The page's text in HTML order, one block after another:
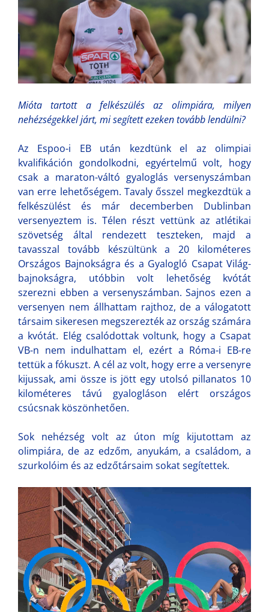
Mióta tartott a felkészülés az olimpiára, milyen
nehézségekkel járt, mi segített ezeken tovább lendülni?
Az Espoo-i EB után kezdtünk el az olimpiai
kvalifikáción gondolkodni, egyértelmű volt, hogy
csak a maraton-váltó gyaloglás versenyszámban
van erre lehetőségem. Tavaly ősszel megkezdtük a
felkészülést és már decemberben Dublinban
versenyeztem is. Télen részt vettünk az atlétikai
szövetség által rendezett teszteken, majd a
tavasszal tovább készültünk a 20 kilométeres
Országos Bajnokságra és a Gyalogló Csapat Világ-
bajnokságra, utóbbin volt lehetőség kvótát
szerezni ebben a versenyszámban. Sajnos ezen a
versenyen nem állhattam rajthoz, de a válogatott
társaim sikeresen megszerezték az ország számára
a kvótát. Elég csalódottak voltunk, hogy a Csapat
VB-n nem indulhattam el, ezért a Róma-i EB-re
tettük a fókuszt. A cél az volt, hogy erre a versenyre
kijussak, ami össze is jött egy utolsó pillanatos 10
kilométeres távú gyalogláson elért országos
csúcsnak köszönhetően.
Sok nehézség volt az úton míg kijutottam az
olimpiára, de az edzőm, anyukám, a családom, a
szurkolóim és az edzőtársaim sokat segítettek.